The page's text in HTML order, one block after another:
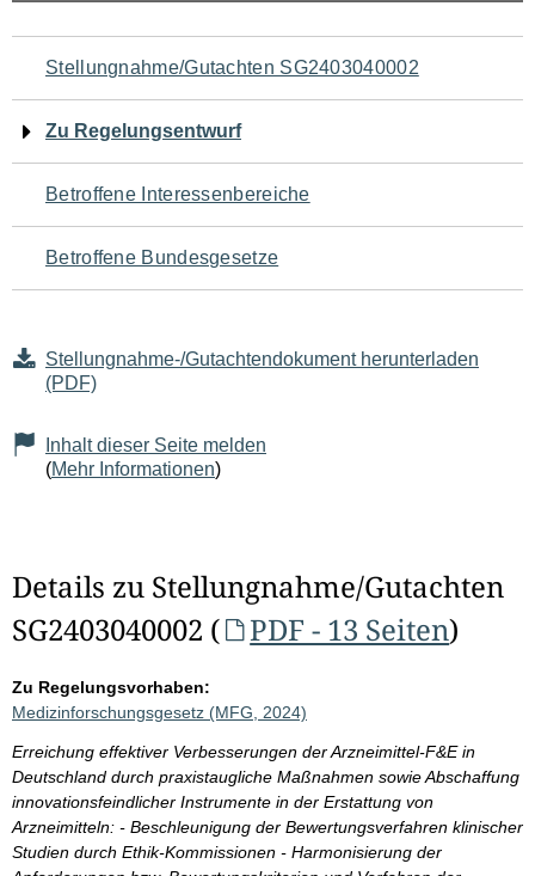
Navigation
für
den
Seiteninhalt
Stellungnahme/Gutachten SG2403040002
Zu Regelungsentwurf
Betroffene Interessenbereiche
Betroffene Bundesgesetze
Stellungnahme-/Gutachtendokument herunterladen
(PDF)
Inhalt dieser Seite melden
(Mehr Informationen)
Details zu Stellungnahme/Gutachten
SG2403040002 (
PDF - 13 Seiten)
Zu Regelungsvorhaben:
Medizinforschungsgesetz (MFG, 2024)
Erreichung effektiver Verbesserungen der Arzneimittel-F&E in
Deutschland durch praxistaugliche Maßnahmen sowie Abschaffung
innovationsfeindlicher Instrumente in der Erstattung von
Arzneimitteln: - Beschleunigung der Bewertungsverfahren klinischer
Studien durch Ethik-Kommissionen - Harmonisierung der